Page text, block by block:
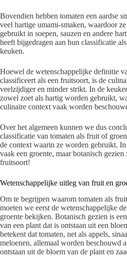
Bovendien hebben tomaten een aardse
veel hartige umami-smaken, waardoor
gebruikt in soepen, sauzen en andere
heeft bijgedragen aan hun classificatie
keuken.
Hoewel de wetenschappelijke definitie
classificeert als een fruitsoort, is de
veelzijdiger en minder strikt. In de
zowel zoet als hartig worden gebruikt,
culinaire context vaak worden
Over het algemeen kunnen we dus
classificatie van tomaten als fruit of
de context waarin ze worden gebruikt.
vaak een groente, maar botanisch gezien
fruitsoort!
Wetenschappelijke uitleg van fruit en
Om te begrijpen waarom tomaten als
moeten we eerst de wetenschappelijke
groente bekijken. Botanisch gezien is
van een plant dat is ontstaan uit een
betekent dat tomaten, net als appels,
meloenen, allemaal worden beschouwd
ontstaan uit de bloem van de plant en